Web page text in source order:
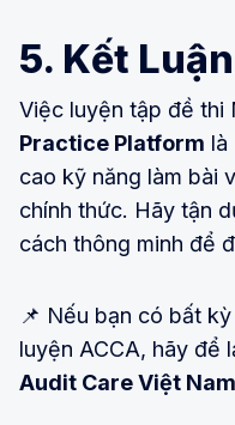
5. Kết Luận
Việc luyện tập đề thi
Practice Platform là
cao kỹ năng làm bài
chính thức. Hãy tận
cách thông minh để
📌 Nếu bạn có bất
luyện ACCA, hãy để
Audit Care Việt Nam